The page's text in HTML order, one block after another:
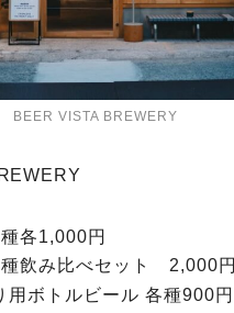
BEER VISTA BREWERY
各1,000円
飲み比べセット 2,000円
用ボトルビール 各種900円